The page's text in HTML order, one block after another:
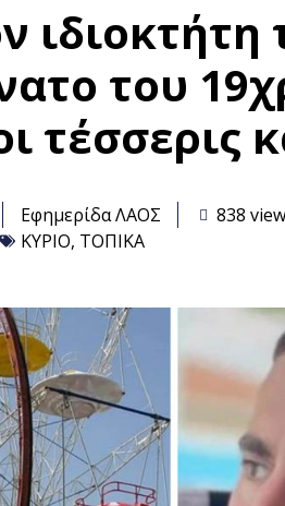
του
τέσσερις
Εφημερίδα ΛΑΟΣ
838
ΚΥΡΙΟ, ΤΟΠΙΚΑ